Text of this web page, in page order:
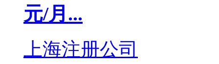
元/月...
上海注册公司